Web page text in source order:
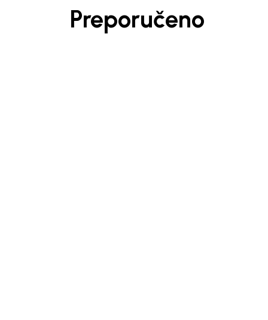
Preporučeno